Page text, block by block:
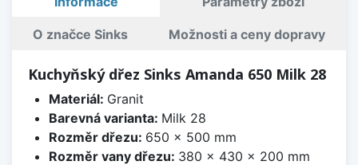
O značce Sinks Možnosti a ceny dopravy
Kuchyňský dřez Sinks Amanda 650 Milk 28
Materiál: Granit
Barevná varianta: Milk 28
Rozměr dřezu: 650 x 500 mm
Rozměr vany dřezu: 380 x 430 x 200 mm